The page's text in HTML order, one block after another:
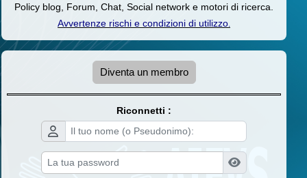
Policy blog, Forum, Chat, Social network e motori di ricerca.
Avvertenze rischi e condizioni di utilizzo.
Diventa un membro
Riconnetti :